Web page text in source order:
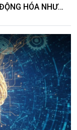
HÓA NHƯ